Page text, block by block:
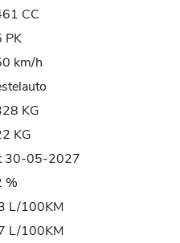
CC
PK
km/h
KG
KG
30-05-2027
%
L/100KM
L/100KM